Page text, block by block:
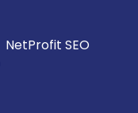
NetProfit SEO